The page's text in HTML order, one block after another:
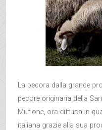
La pecora dalla grande
pecore originaria della
Muflone, ora diffusa in
italiana grazie alla sua